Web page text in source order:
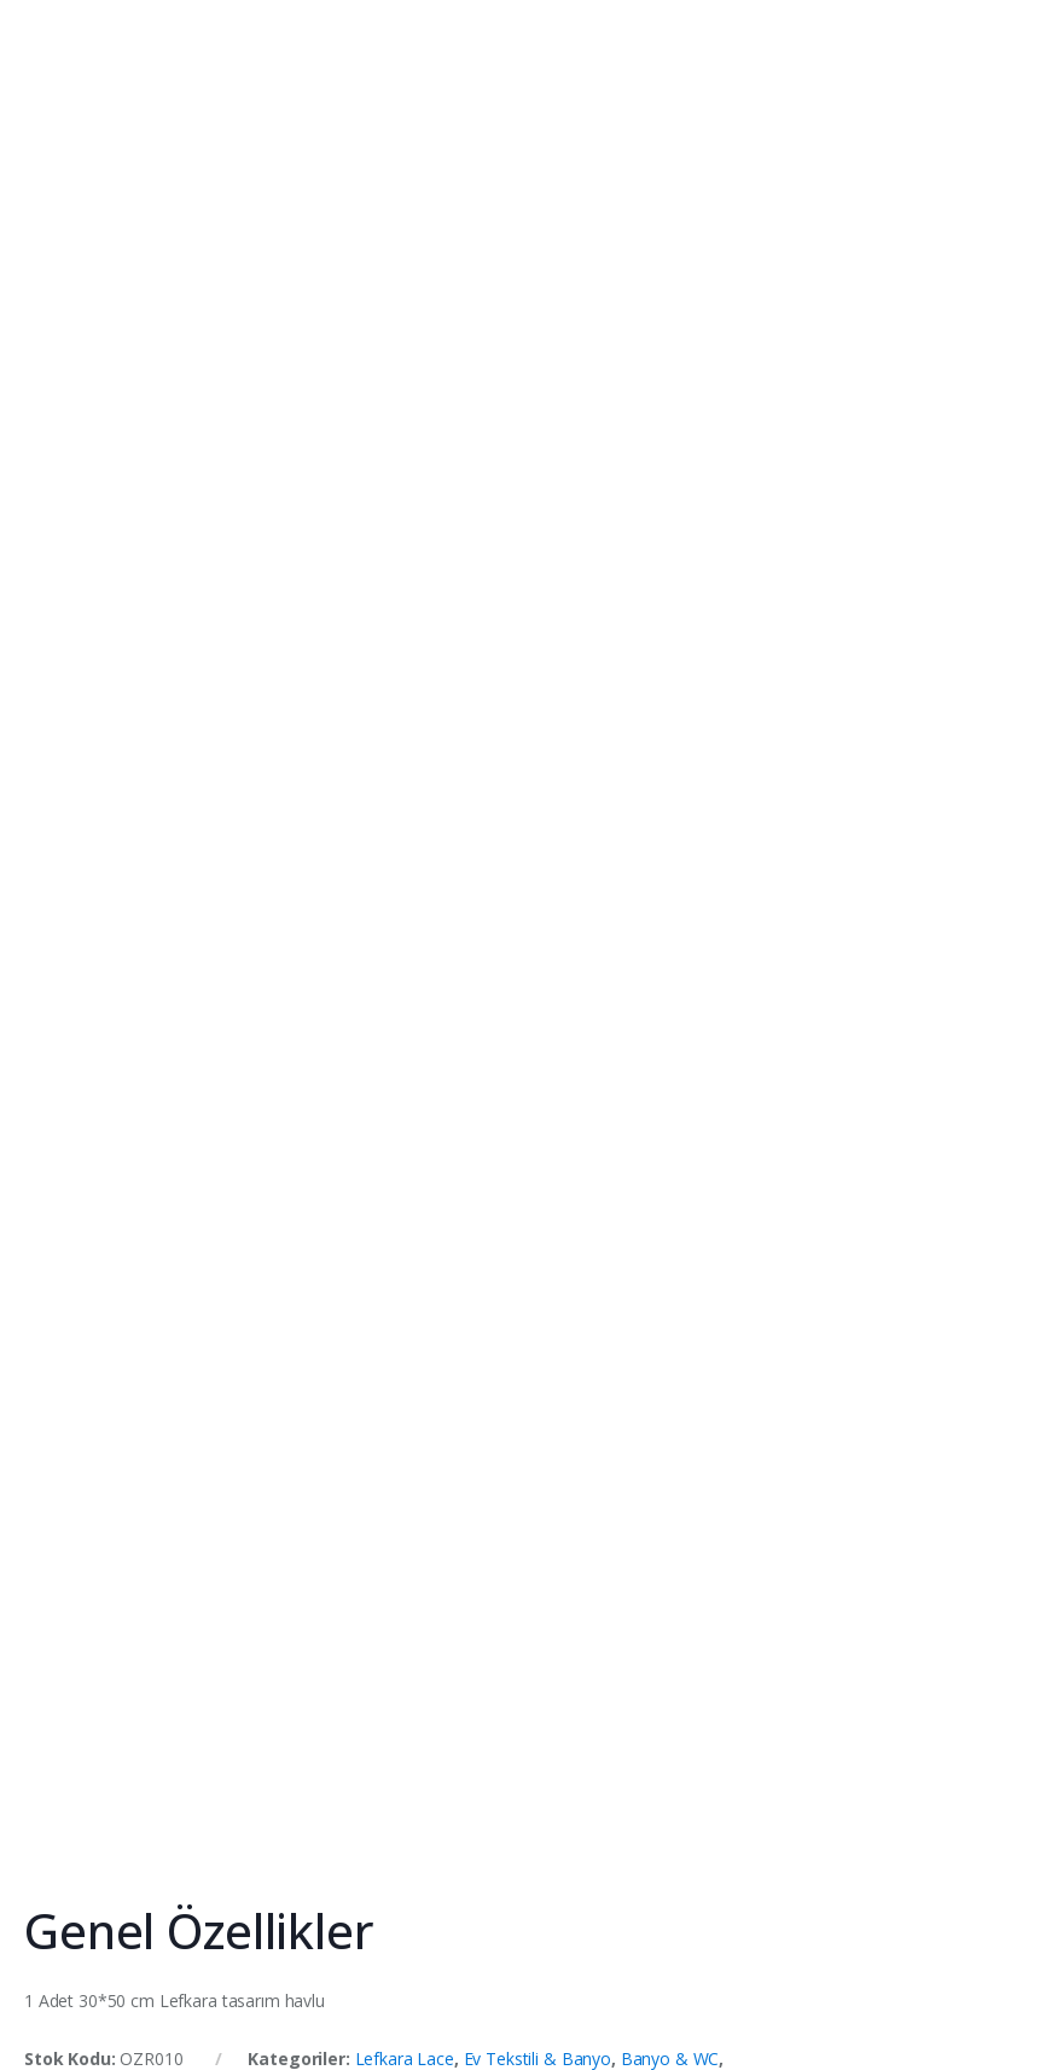
Genel Özellikler
1 Adet 30*50 cm Lefkara tasarım havlu
Stok Kodu: OZR010 Kategoriler: Lefkara Lace, Ev Tekstili & Banyo, Banyo & WC,